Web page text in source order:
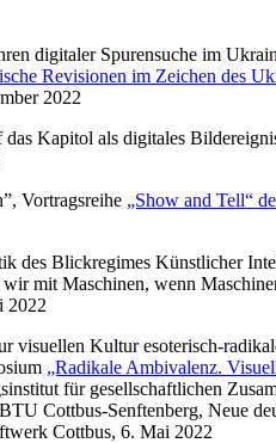
digitaler Spurensuche im
Revisionen im Zeichen des
2022
Kapitol als digitales
Vortragsreihe „Show and Tell“
des Blickregimes Künstlicher
wir mit Maschinen, wenn
2022
visuellen Kultur esoterisch-
„Radikale Ambivalenz.
für gesellschaftlichen
Cottbus-Senftenberg, Neue
Cottbus, 6. Mai 2022